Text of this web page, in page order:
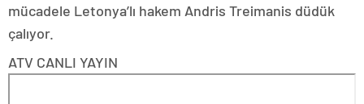
mücadele Letonya’lı hakem Andris Treimanis düdük
çalıyor.
ATV CANLI YAYIN